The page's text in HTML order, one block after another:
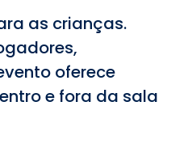
as crianças.
oferece
e fora da sala